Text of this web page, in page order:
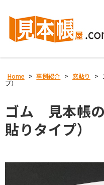
Home > 事例紹介 > 窓貼り >
プ）
ゴム 見本帳
貼りタイプ）